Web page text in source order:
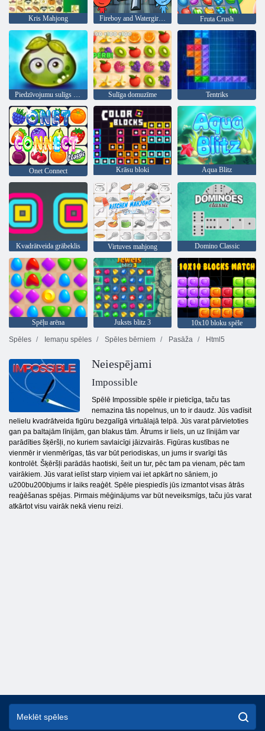
Kris Mahjong Fireboy and Watergirl 4: Kristāla templis Fruta Crush
Piedzīvojumu sulīgs ogas Sulīga domuzīme Tentriks
Onet Connect Krāsu bloki Aqua Blitz
Kvadrātveida grābeklis Virtuves mahjong Domino Classic
Spēļu arēna Juksts blitz 3
10x10 bloku spēle
Spēles
Iemaņu spēles Spēles bērniem Pasāža Html5
Neiespējami
Impossible
Spēlē Impossible spēle ir pieticīga, taču tas
nemazina tās nopelnus, un to ir daudz. Jūs vadīsit
nelielu kvadrātveida figūru bezgalīgā virtuālajā telpā. Jūs varat pārvietoties
gan pa baltajām līnijām, gan blakus tām. Ātrums ir liels, un uz līnijām var
parādīties šķēršļi, no kuriem savlaicīgi jāizvairās. Figūras kustības ne
vienmēr ir vienmērīgas, tās var būt periodiskas, un jums ir svarīgi tās
kontrolēt. Šķēršļi parādās haotiski, šeit un tur, pēc tam pa vienam, pēc tam
vairākiem. Jūs varat ielīst starp viņiem vai iet apkārt no sāniem, jo
u200bu200bjums ir laiks reaģēt. Spēle piespiedīs jūs izmantot visas ātrās
reaģēšanas spējas. Pirmais mēģinājums var būt neveiksmīgs, taču jūs varat
atkārtot visu vairāk nekā vienu reizi.